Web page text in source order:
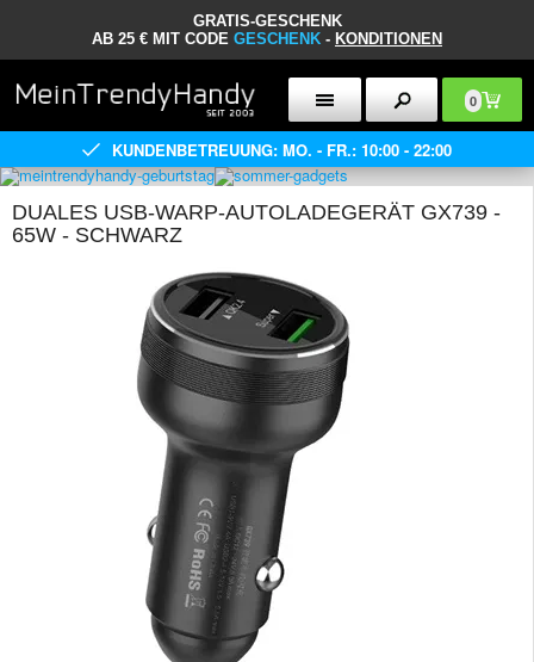
GRATIS-GESCHENK
AB 25 € MIT CODE GESCHENK - KONDITIONEN
0
KUNDENBETREUUNG: MO. - FR.: 10:00 - 22:00
DUALES USB-WARP-AUTOLADEGERÄT GX739 -
65W - SCHWARZ